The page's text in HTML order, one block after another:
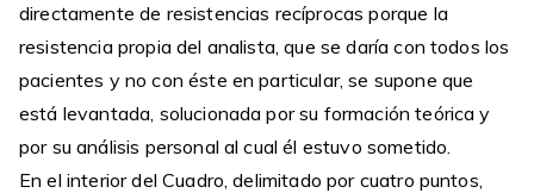
directamente de resistencias recíprocas porque la
resistencia propia del analista, que se daría con todos los
pacientes y no con éste en particular, se supone que
está levantada, solucionada por su formación teórica y
por su análisis personal al cual él estuvo sometido.
En el interior del Cuadro, delimitado por cuatro puntos,